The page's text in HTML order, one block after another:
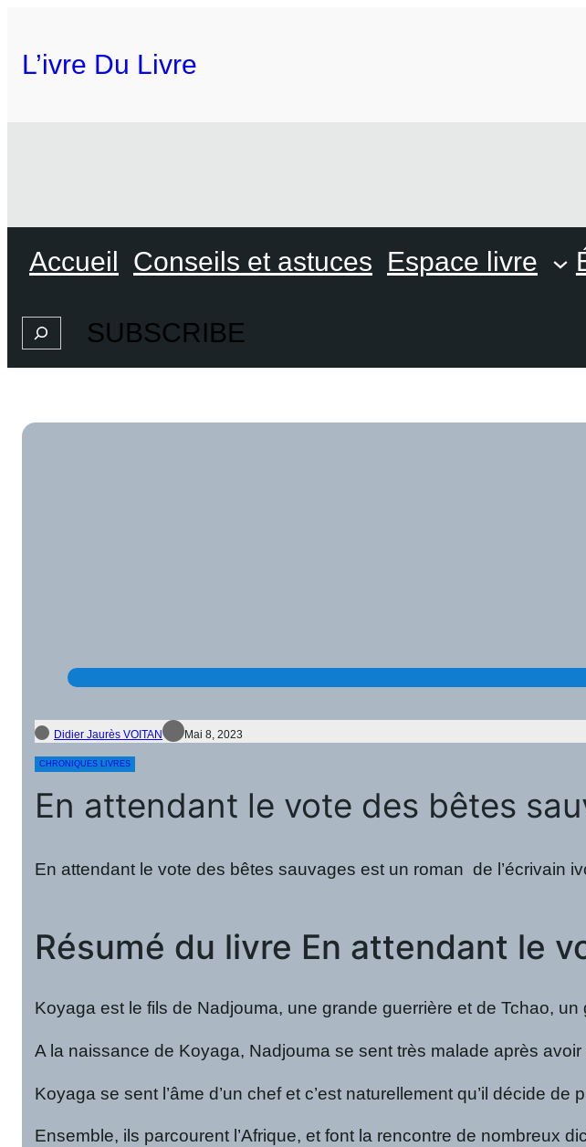
L’ivre Du Livre
Accueil Conseils et astuces Espace livre
SearchSUBSCRIBE
Didier Jaurès VOITAN Mai 8, 2023
CHRONIQUES LIVRES
En attendant le vote des bêtes
En attendant le vote des bêtes sauvages est un roman de l’écrivain
Résumé du livre En attendant le
Koyaga est le fils de Nadjouma, une grande guerrière et de Tchao,
A la naissance de Koyaga, Nadjouma se sent très malade après
Koyaga se sent l’âme d’un chef et c’est naturellement qu’il décide
Ensemble, ils parcourent l’Afrique, et font la rencontre de nombreux